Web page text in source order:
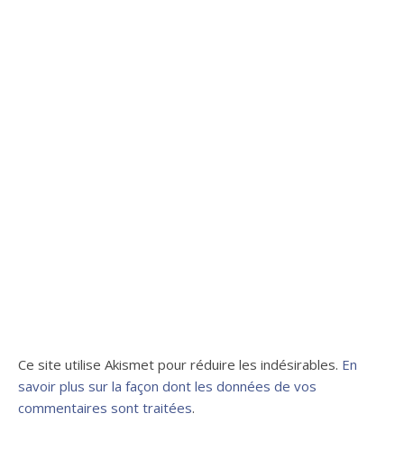
Ce site utilise Akismet pour réduire les indésirables. En
savoir plus sur la façon dont les données de vos
commentaires sont traitées.